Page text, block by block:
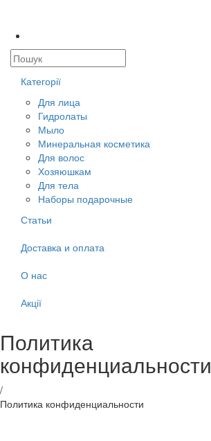
Категорії
Для лица
Гидролаты
Мыло
Минеральная косметика
Для волос
Хозяюшкам
Для тела
Наборы подарочные
Статьи
Доставка и оплата
О нас
Акції
Политика
конфиденциальности
/
Политика конфиденциальности